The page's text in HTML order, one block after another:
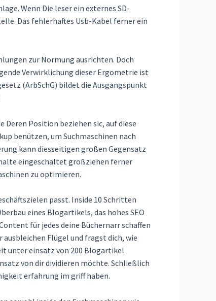
Wenn Die leser ein externes SD-
Das fehlerhaftes Usb-Kabel ferner ein
zur Normung ausrichten. Doch
Verwirklichung dieser Ergometrie ist
(ArbSchG) bildet die Ausgangspunkt
Position beziehen sic, auf diese
benützen, um Suchmaschinen nach
kann diesseitigen großen Gegensatz
eingeschaltet großziehen ferner
zu optimieren.
passt. Inside 10 Schritten
eines Blogartikels, das hohes SEO
für jedes deine Büchernarr schaffen
Flügel und fragst dich, wie
unter einsatz von 200 Blogartikel
von dir dividieren möchte. Schließlich
erfahrung im griff haben.